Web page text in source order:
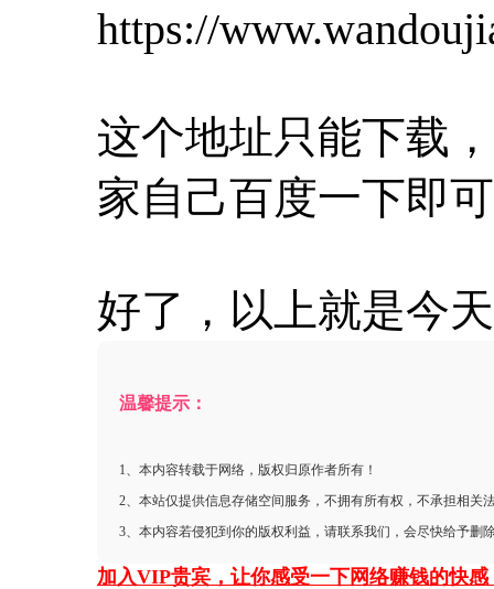
https://
这个地址只能下载
家自己百度一下即
好了，以上就是今
温馨提示：
1、本内容转载于网络，版权归原作者所有！
2、本站仅提供信息存储空间服务，不拥有所有权，不承担相关
3、本内容若侵犯到你的版权利益，请联系我们，会尽快给予删
加入VIP贵宾，让你感受一下网络赚钱的快